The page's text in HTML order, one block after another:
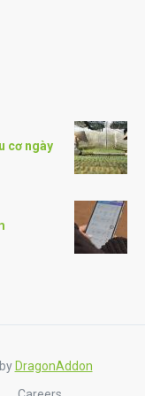
cơ ngày
DragonAddon